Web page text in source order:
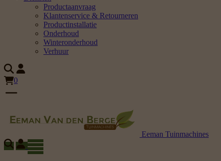
Productaanvraag
Klantenservice & Retourneren
Productinstallatie
Onderhoud
Winteronderhoud
Verhuur
0
Eeman Tuinmachines